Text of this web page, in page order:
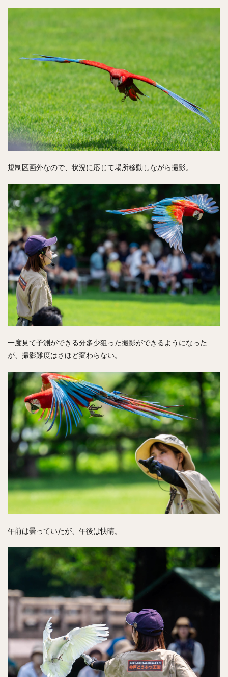
規制区画外なので、状況に応じて場所移動しながら撮影。
一度見て予測ができる分多少狙った撮影ができるようになった
が、撮影難度はさほど変わらない。
午前は曇っていたが、午後は快晴。